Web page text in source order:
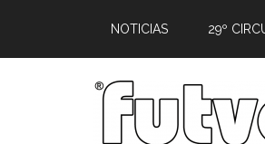
NOTICIAS 29º